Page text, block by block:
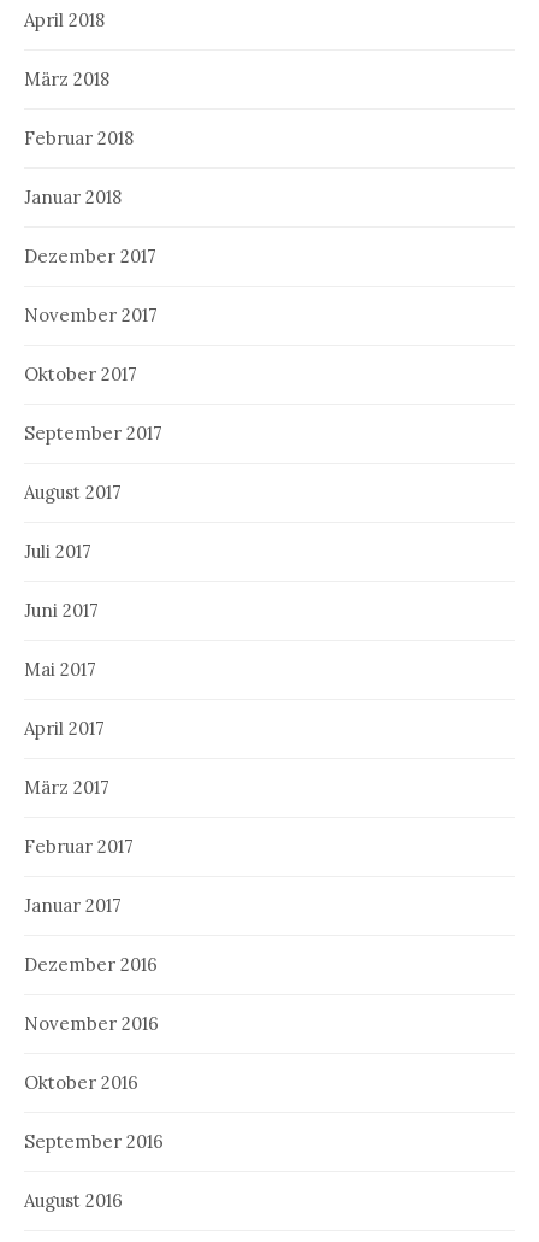
April 2018
März 2018
Februar 2018
Januar 2018
Dezember 2017
November 2017
Oktober 2017
September 2017
August 2017
Juli 2017
Juni 2017
Mai 2017
April 2017
März 2017
Februar 2017
Januar 2017
Dezember 2016
November 2016
Oktober 2016
September 2016
August 2016